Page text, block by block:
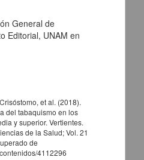
General de
Editorial, UNAM en
et al. (2018).
del tabaquismo en los
y superior. Vertientes.
de la Salud; Vol. 21
de
4112296